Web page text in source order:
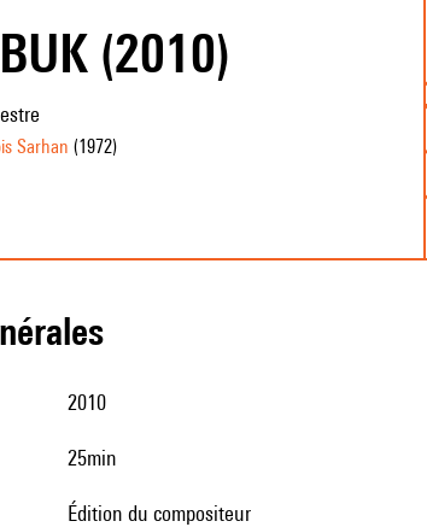
(2010)
Sarhan (1972)
2010
25min
édition du compositeur